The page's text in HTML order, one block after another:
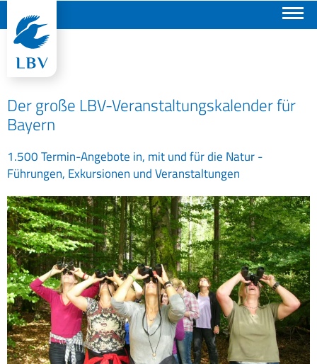
Der große LBV-Veranstaltungskalender für
Bayern
1.500 Termin-Angebote in, mit und für die Natur -
Führungen, Exkursionen und Veranstaltungen